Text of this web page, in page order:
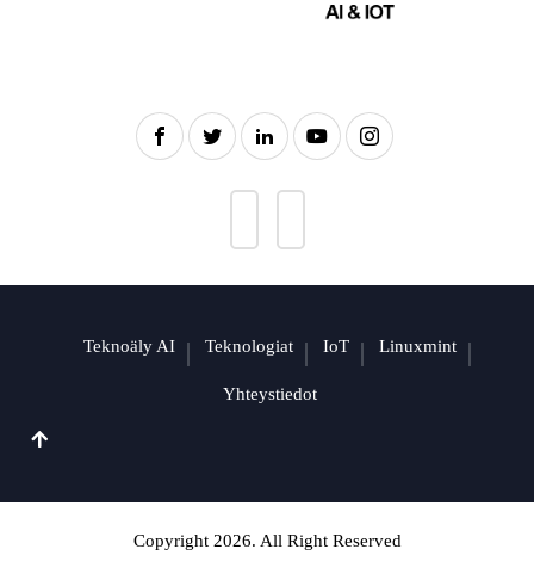
Teknoäly AI Teknologiat IoT Linuxmint
Yhteystiedot
Copyright 2026. All Right Reserved